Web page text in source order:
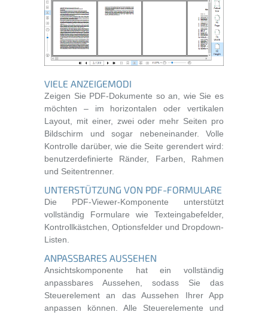
VIELE ANZEIGEMODI
Zeigen Sie PDF-Dokumente so an, wie Sie es
möchten – im horizontalen oder vertikalen
Layout, mit einer, zwei oder mehr Seiten pro
Bildschirm und sogar nebeneinander. Volle
Kontrolle darüber, wie die Seite gerendert wird:
benutzerdefinierte Ränder, Farben, Rahmen
und Seitentrenner.
UNTERSTÜTZUNG VON PDF-FORMULARE
Die PDF-Viewer-Komponente unterstützt
vollständig Formulare wie Texteingabefelder,
Kontrollkästchen, Optionsfelder und Dropdown-
Listen.
ANPASSBARES AUSSEHEN
Ansichtskomponente hat ein vollständig
anpassbares Aussehen, sodass Sie das
Steuerelement an das Aussehen Ihrer App
anpassen können. Alle Steuerelemente und